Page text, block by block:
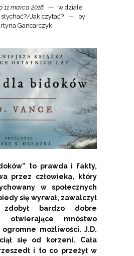
11 marca 2018
w dziale
słychać?/Jak czytać?
by
Gancarczyk
to prawda i fakty,
przez człowieka, który
w społecznych
się wyrwał, zawalczył
bardzo dobre
otwierające mnóstwo
możliwości. J.D.
się od korzeni. Cała
i to co przeżył w